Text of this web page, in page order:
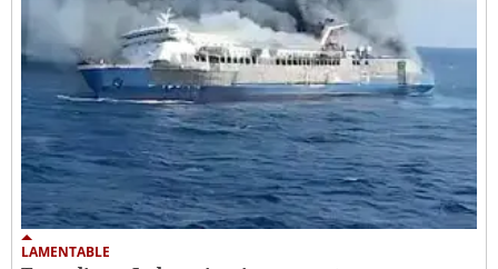
LAMENTABLE